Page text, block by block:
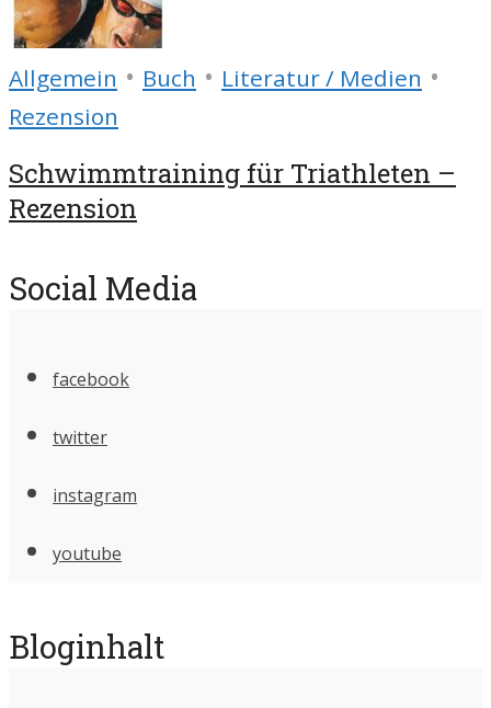
Allgemein • Buch • Literatur / Medien •
Rezension
Schwimmtraining für Triathleten –
Rezension
Social Media
facebook
twitter
instagram
youtube
Bloginhalt